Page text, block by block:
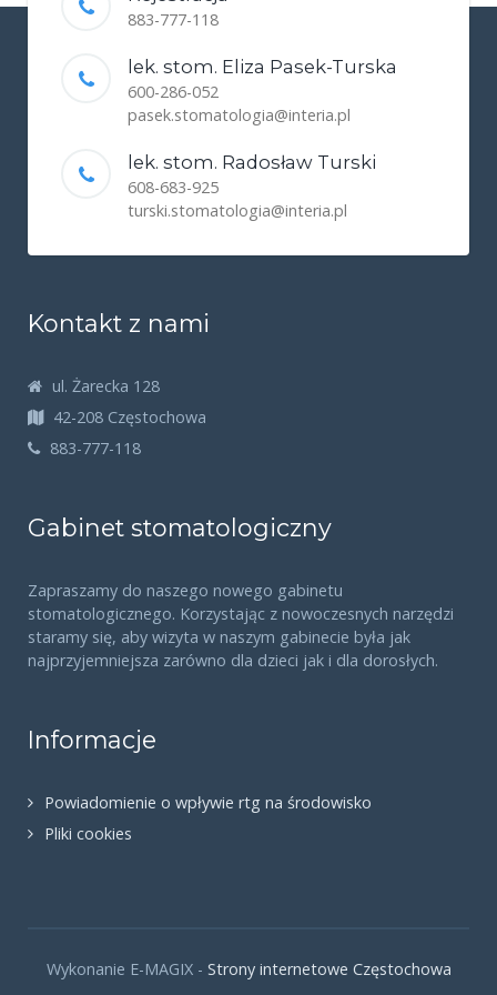
883-777-118
lek. stom. Eliza Pasek-Turska
600-286-052
pasek.stomatologia@interia.pl
lek. stom. Radosław Turski
608-683-925
turski.stomatologia@interia.pl
Kontakt z nami
ul. Żarecka 128
42-208 Częstochowa
883-777-118
Gabinet stomatologiczny
Zapraszamy do naszego nowego gabinetu
stomatologicznego. Korzystając z nowoczesnych narzędzi
staramy się, aby wizyta w naszym gabinecie była jak
najprzyjemniejsza zarówno dla dzieci jak i dla dorosłych.
Informacje
Powiadomienie o wpływie rtg na środowisko
Pliki cookies
Wykonanie E-MAGIX - Strony internetowe Częstochowa